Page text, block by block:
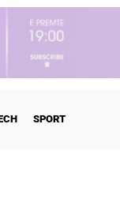
SPORT